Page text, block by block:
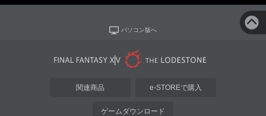
パソコン版へ
関連商品 e-STOREで購入
ゲームダウンロード